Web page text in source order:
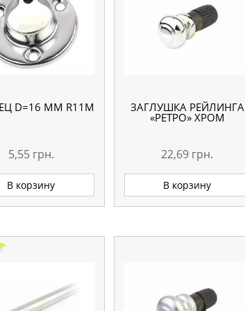
D=16 ММ R11M
5,55 грн.
В корзину
ЗАГЛУШКА РЕЙЛИНГА
«РЕТРО» ХРОМ
22,69 грн.
В корзину